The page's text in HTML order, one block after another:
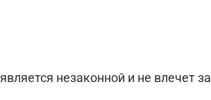
незаконной и не влечет за